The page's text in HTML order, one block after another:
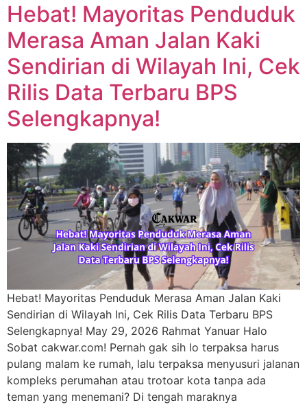
Hebat! Mayoritas Penduduk
Merasa Aman Jalan Kaki
Sendirian di Wilayah Ini, Cek
Rilis Data Terbaru BPS
Selengkapnya!
Hebat! Mayoritas Penduduk Merasa Aman Jalan Kaki
Sendirian di Wilayah Ini, Cek Rilis Data Terbaru BPS
Selengkapnya! May 29, 2026 Rahmat Yanuar Halo
Sobat cakwar.com! Pernah gak sih lo terpaksa harus
pulang malam ke rumah, lalu terpaksa menyusuri jalanan
kompleks perumahan atau trotoar kota tanpa ada
teman yang menemani? Di tengah maraknya